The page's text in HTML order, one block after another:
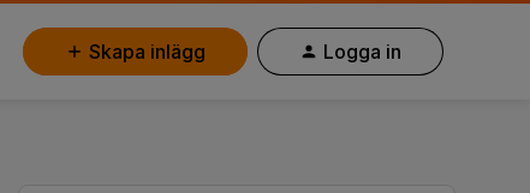
Skapa inlägg Logga in